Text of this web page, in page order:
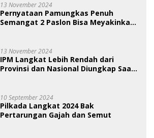
13 November 2024
Pernyataan Pamungkas Penuh
Semangat 2 Paslon Bisa Meyakinkan
13 November 2024
IPM Langkat Lebih Rendah dari
Provinsi dan Nasional Diungkap Saat
10 September 2024
Pilkada Langkat 2024 Bak
Pertarungan Gajah dan Semut